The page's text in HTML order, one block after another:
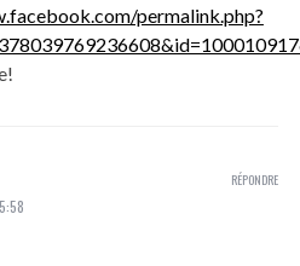
permalink.php?
RÉPONDRE